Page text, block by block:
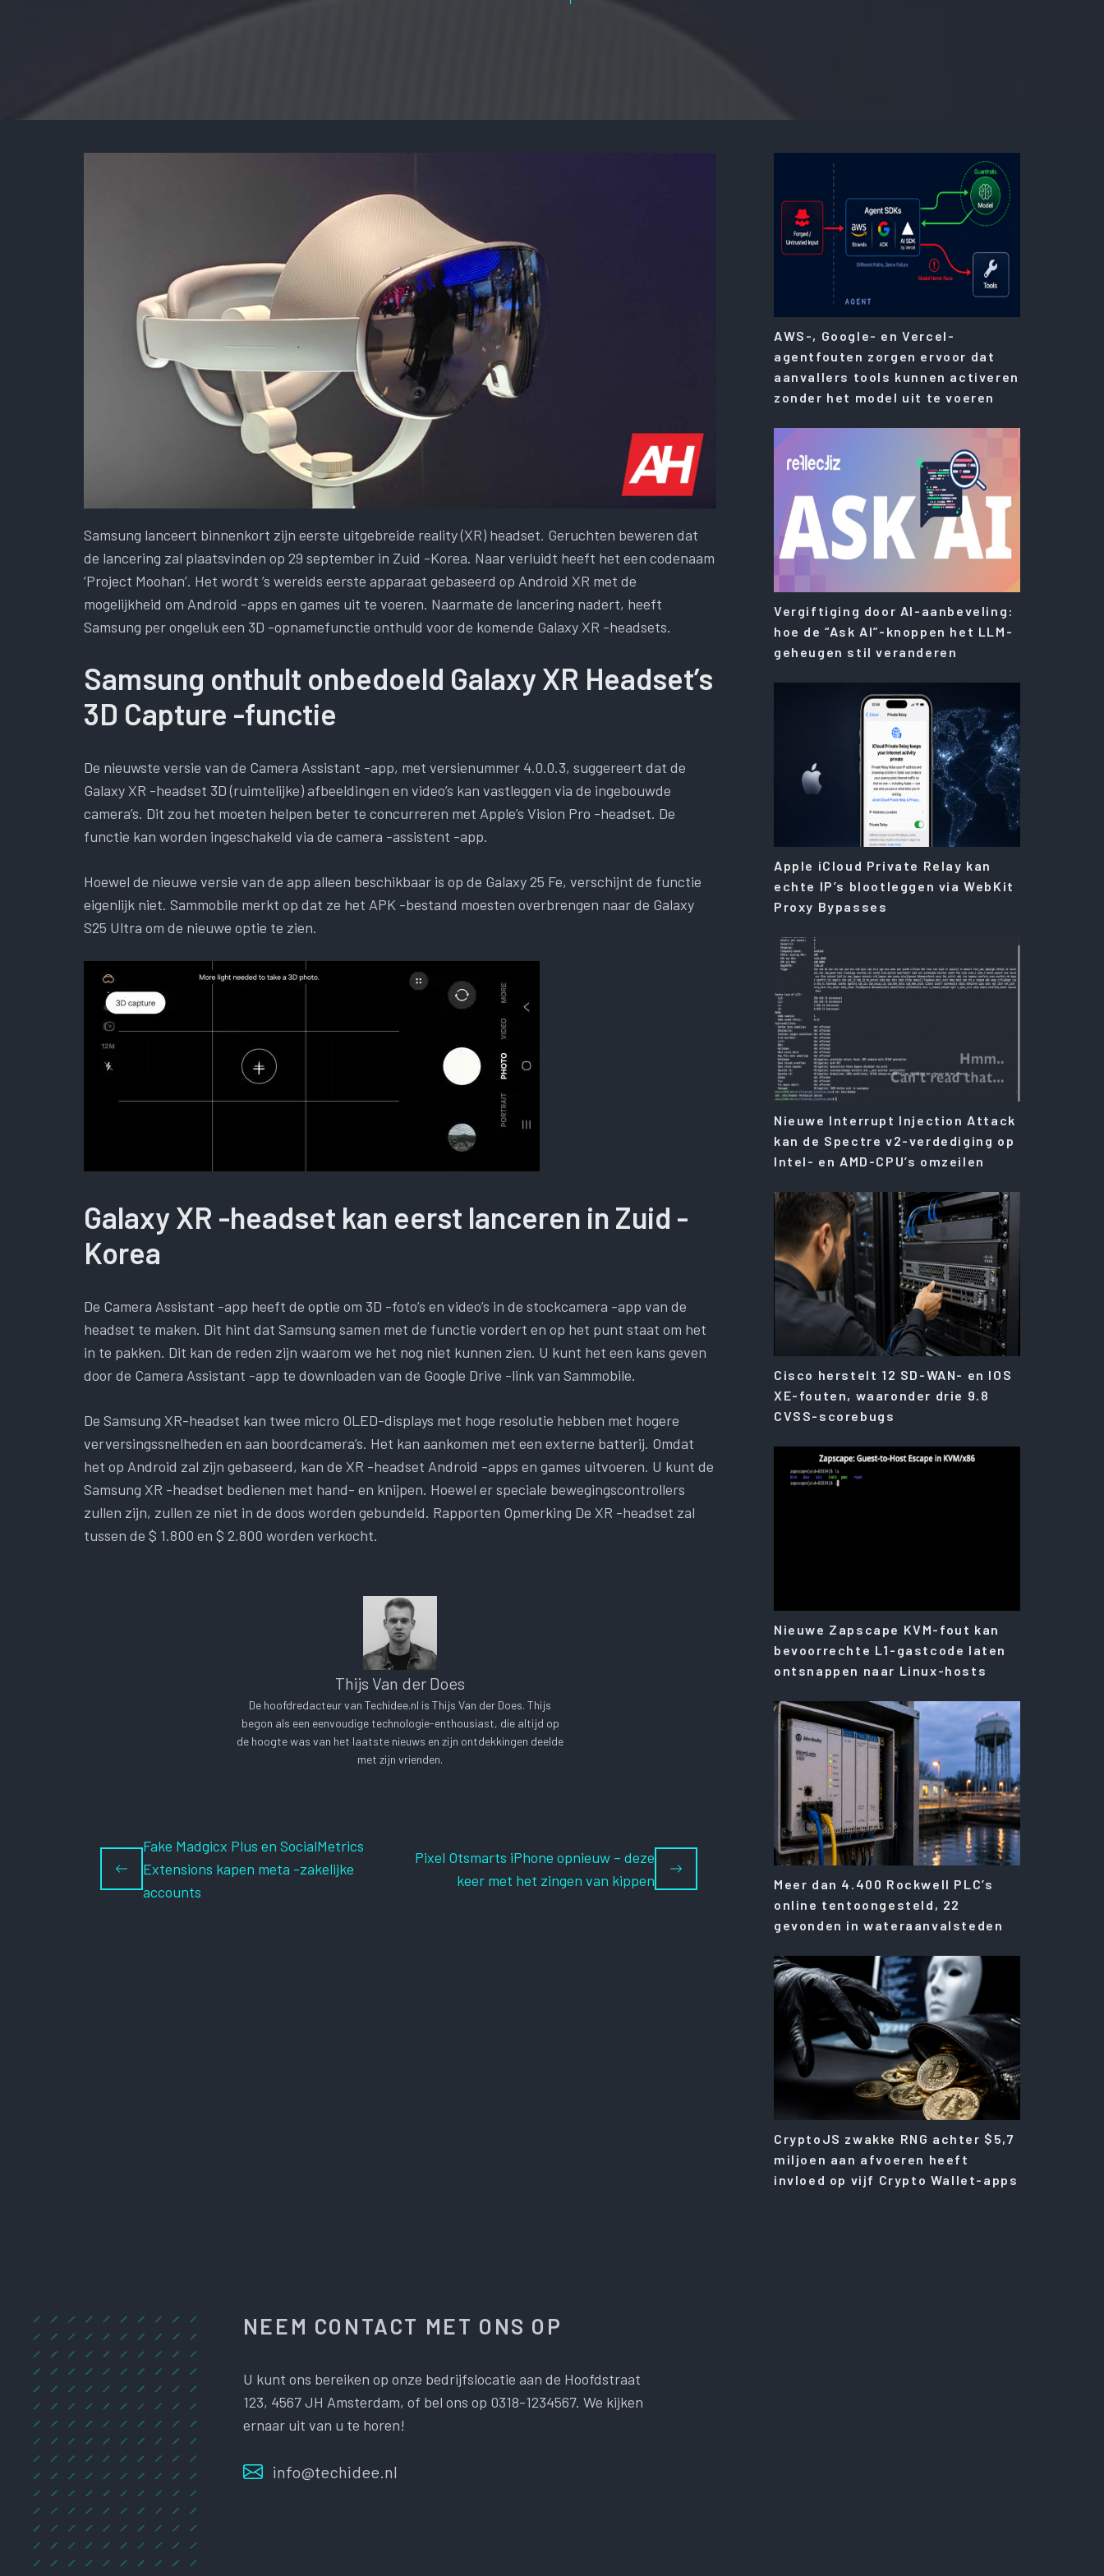
Samsung lanceert binnenkort zijn eerste uitgebreide reality (XR) headset. Geruchten beweren dat
de lancering zal plaatsvinden op 29 september in Zuid -Korea. Naar verluidt heeft het een codenaam
‘Project Moohan’. Het wordt ’s werelds eerste apparaat gebaseerd op Android XR met de
mogelijkheid om Android -apps en games uit te voeren. Naarmate de lancering nadert, heeft
Samsung per ongeluk een 3D -opnamefunctie onthuld voor de komende Galaxy XR -headsets.
Samsung onthult onbedoeld Galaxy XR Headset’s
3D Capture -functie
De nieuwste versie van de Camera Assistant -app, met versienummer 4.0.0.3, suggereert dat de
Galaxy XR -headset 3D (ruimtelijke) afbeeldingen en video’s kan vastleggen via de ingebouwde
camera’s. Dit zou het moeten helpen beter te concurreren met Apple’s Vision Pro -headset. De
functie kan worden ingeschakeld via de camera -assistent -app.
Hoewel de nieuwe versie van de app alleen beschikbaar is op de Galaxy 25 Fe, verschijnt de functie
eigenlijk niet. Sammobile merkt op dat ze het APK -bestand moesten overbrengen naar de Galaxy
S25 Ultra om de nieuwe optie te zien.
Galaxy XR -headset kan eerst lanceren in Zuid -
Korea
De Camera Assistant -app heeft de optie om 3D -foto’s en video’s in de stockcamera -app van de
headset te maken. Dit hint dat Samsung samen met de functie vordert en op het punt staat om het
in te pakken. Dit kan de reden zijn waarom we het nog niet kunnen zien. U kunt het een kans geven
door de Camera Assistant -app te downloaden van de Google Drive -link van Sammobile.
De Samsung XR-headset kan twee micro OLED-displays met hoge resolutie hebben met hogere
verversingssnelheden en aan boordcamera’s. Het kan aankomen met een externe batterij. Omdat
het op Android zal zijn gebaseerd, kan de XR -headset Android -apps en games uitvoeren. U kunt de
Samsung XR -headset bedienen met hand- en knijpen. Hoewel er speciale bewegingscontrollers
zullen zijn, zullen ze niet in de doos worden gebundeld. Rapporten Opmerking De XR -headset zal
tussen de $ 1.800 en $ 2.800 worden verkocht.
Thijs Van der Does
De hoofdredacteur van Techidee.nl is Thijs Van der Does. Thijs
begon als een eenvoudige technologie-enthousiast, die altijd op
de hoogte was van het laatste nieuws en zijn ontdekkingen deelde
met zijn vrienden.
Fake Madgicx Plus en SocialMetrics
Extensions kapen meta -zakelijke
accounts
Pixel Otsmarts iPhone opnieuw – deze
keer met het zingen van kippen
AWS-, Google- en Vercel-
agentfouten zorgen ervoor dat
aanvallers tools kunnen activeren
zonder het model uit te voeren
Vergiftiging door AI-aanbeveling:
hoe de “Ask AI”-knoppen het LLM-
geheugen stil veranderen
Apple iCloud Private Relay kan
echte IP’s blootleggen via WebKit
Proxy Bypasses
Nieuwe Interrupt Injection Attack
kan de Spectre v2-verdediging op
Intel- en AMD-CPU’s omzeilen
Cisco herstelt 12 SD-WAN- en IOS
XE-fouten, waaronder drie 9.8
CVSS-scorebugs
Nieuwe Zapscape KVM-fout kan
bevoorrechte L1-gastcode laten
ontsnappen naar Linux-hosts
Meer dan 4.400 Rockwell PLC’s
online tentoongesteld, 22
gevonden in wateraanvalsteden
CryptoJS zwakke RNG achter $5,7
miljoen aan afvoeren heeft
invloed op vijf Crypto Wallet-apps
NEEM CONTACT MET ONS OP
U kunt ons bereiken op onze bedrijfslocatie aan de Hoofdstraat
123, 4567 JH Amsterdam, of bel ons op 0318-1234567. We kijken
ernaar uit van u te horen!
info@techidee.nl